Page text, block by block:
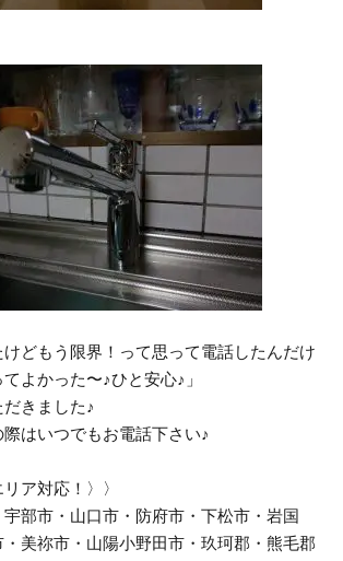
けどもう限界！って思って電話したんだけ
よかった〜♪ひと安心♪」
きました♪
はいつでもお電話下さい♪
ア対応！〉〉
部市・山口市・防府市・下松市・岩国
美祢市・山陽小野田市・玖珂郡・熊毛郡